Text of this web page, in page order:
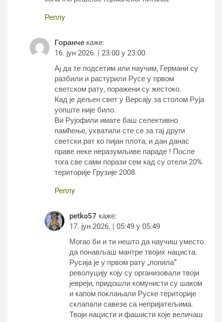
Реплy
Горанче каже:
16. јун 2026. | 23:00 у 23:00
Ај да те подсетим или научим, Германи су
разбили и растурили Русе у првом
светском рату, поражени су жестоко.
Кад је дељен свет у Версају за столом Руја
уопште није било.
Ви Рујофили имате баш селективно
памћење, ухватили сте се за тај други
светски рат ко пијан плота, и дан данас
праве неке неразумљиве параде ! После
тога све сами порази сем кад су отели 20%
територије Грузије 2008.
Реплy
petko57 каже:
17. јун 2026. | 05:49 у 05:49
Могао би и ти нешто да научиш уместо
да понављаш мантре твојих нациста.
Русија је у првом рату „попила“
револуцију коју су организовали твоји
јевреји, придошли комунисти су шаком
и капом поклањали Руске територије
склапали савезе са непријатељима.
Твоји нацисти и фашисти које величаш